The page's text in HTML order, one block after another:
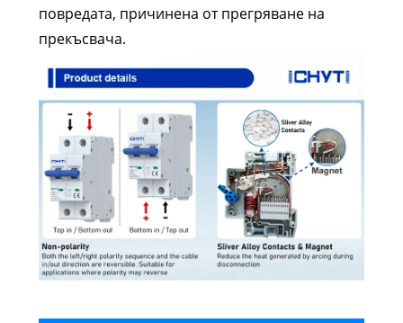
повредата, причинена от прегряване на
прекъсвача.